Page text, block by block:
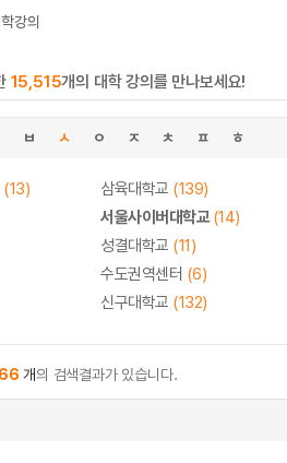
강의
15,515개의 대학 강의를 만나보세요!
ㅂ ㅅ ㅇ ㅈ ㅊ ㅍ ㅎ
(13) 삼육대학교 (139)
서울사이버대학교(14)
성결대학교 (11)
수도권역센터 (6)
신구대학교 (132)
66 개의 검색결과가 있습니다.